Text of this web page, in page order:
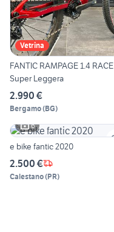
Vetrina
FANTIC RAMPAGE 1.4 RACE
Super Leggera
2.990 €
Bergamo(BG)
6
e bike fantic 2020
2.500 €
Calestano(PR)